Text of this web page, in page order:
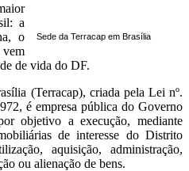
Sede da Terracap em Brasília
a
o
de vida do DF.
(Terracap), criada pela Lei nº.
é empresa pública do Governo
objetivo a execução, mediante
de interesse do Distrito
aquisição, administração,
ou alienação de bens.